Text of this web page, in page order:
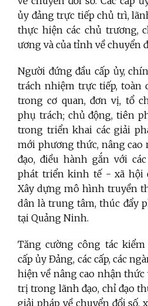
ủy đảng trực tiếp chủ trì,
thực hiện các chủ trương,
ương và của tỉnh về chuyển
Người đứng đầu cấp ủy,
trách nhiệm trực tiếp, toàn
trong cơ quan, đơn vị, tổ
phụ trách; chủ động, tiên
trong triển khai các giải
mới phương thức, nâng cao
đạo, điều hành gắn với
phát triển kinh tế - xã hội
Xây dựng mô hình truyền
dân là trung tâm, thúc đẩy
tại Quảng Ninh.
Tăng cường công tác kiểm
cấp ủy Đảng, các cấp, các
hiện về nâng cao nhận
trị trong lãnh đạo, chỉ đạo
giải pháp về chuyển đổi số,